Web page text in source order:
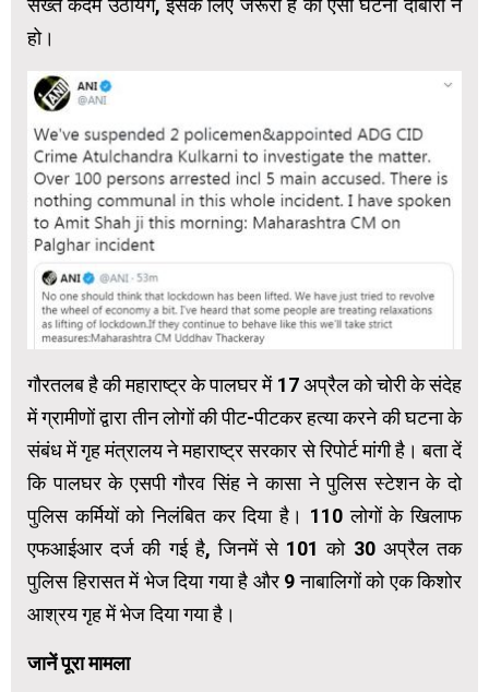
सख्‍त कदम उठायेंगे, इसके लिए जरूरी है की ऐसी घटना दोबारा न
हो।
गौरतलब है की महाराष्ट्र के पालघर में 17 अप्रैल को चोरी के संदेह
में ग्रामीणों द्वारा तीन लोगों की पीट-पीटकर हत्या करने की घटना के
संबंध में गृह मंत्रालय ने महाराष्ट्र सरकार से रिपोर्ट मांगी है। बता दें
कि पालघर के एसपी गौरव सिंह ने कासा ने पुलिस स्टेशन के दो
पुलिस कर्मियों को निलंबित कर दिया है। 110 लोगों के खिलाफ
एफआईआर दर्ज की गई है, जिनमें से 101 को 30 अप्रैल तक
पुलिस हिरासत में भेज दिया गया है और 9 नाबालिगों को एक किशोर
आश्रय गृह में भेज दिया गया है।
जानें पूरा मामला